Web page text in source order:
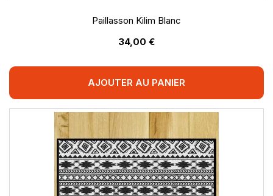
Paillasson Kilim Blanc
34,00 €
AJOUTER AU PANIER